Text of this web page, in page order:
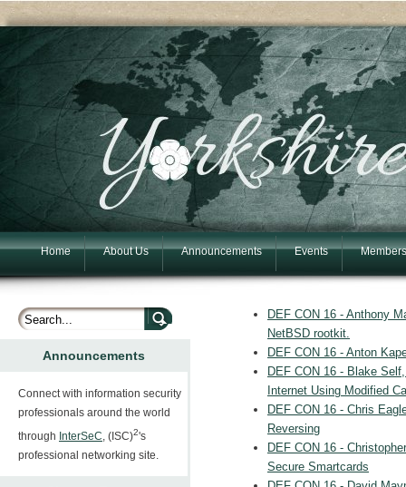
Home About Us Announcements Events
Announcements
Connect with information security
professionals around the world
through InterSeC, (ISC)2's
professional networking site.
DEF CON 16 - Anthony
NetBSD rootkit.
DEF CON 16 - Anton
DEF CON 16 - Blake
Internet Using Modified
DEF CON 16 - Chris
Reversing
DEF CON 16 -
Secure Smartcards